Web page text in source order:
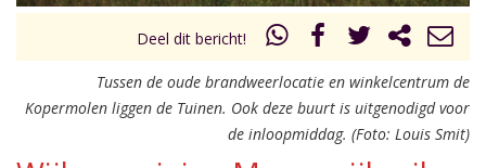
Deel dit bericht!
Tussen de oude brandweerlocatie en winkelcentrum de
Kopermolen liggen de Tuinen. Ook deze buurt is uitgenodigd voor
de inloopmiddag. (Foto: Louis Smit)